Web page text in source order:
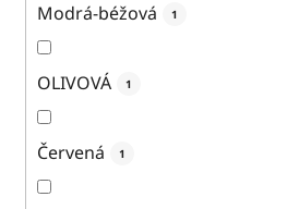
Modrá-béžová 1
OLIVOVÁ 1
Červená 1